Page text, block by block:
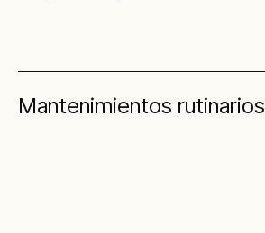
Mantenimientos rutinarios